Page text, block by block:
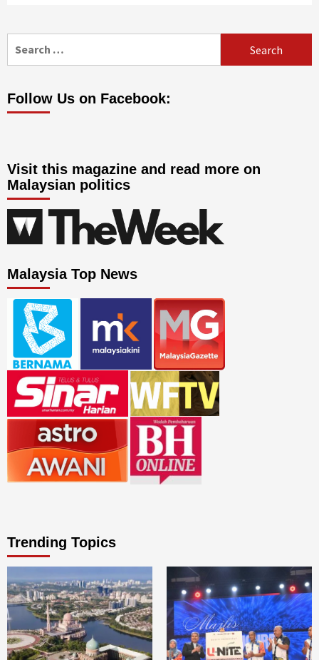
Follow Us on Facebook:
Visit this magazine and read more on
Malaysian politics
Malaysia Top News
Trending Topics